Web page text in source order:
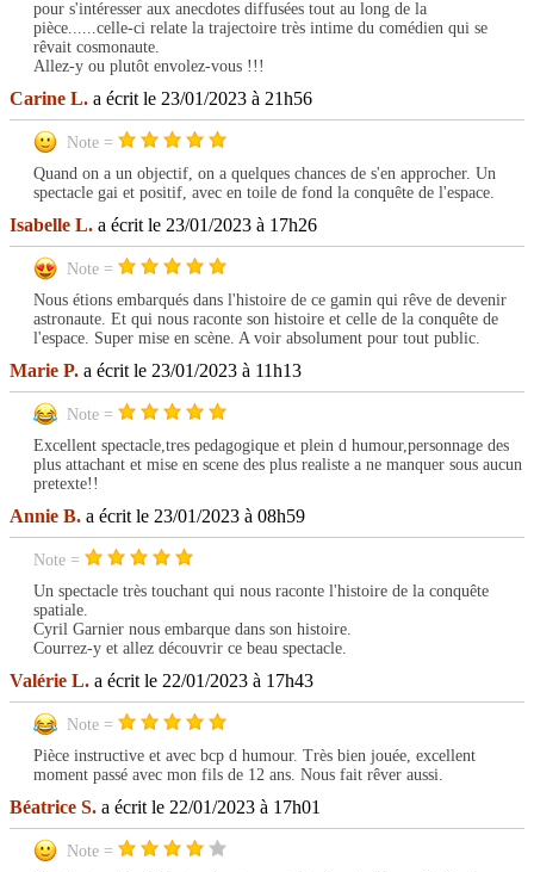
pour s'intéresser aux anecdotes diffusées tout au long de la
pièce......celle-ci relate la trajectoire très intime du comédien qui se
rêvait cosmonaute.
Allez-y ou plutôt envolez-vous !!!
Carine L. a écrit le 23/01/2023 à 21h56
Note =
Quand on a un objectif, on a quelques chances de s'en approcher. Un
spectacle gai et positif, avec en toile de fond la conquête de l'espace.
Isabelle L. a écrit le 23/01/2023 à 17h26
Note =
Nous étions embarqués dans l'histoire de ce gamin qui rêve de devenir
astronaute. Et qui nous raconte son histoire et celle de la conquête de
l'espace. Super mise en scène. A voir absolument pour tout public.
Marie P. a écrit le 23/01/2023 à 11h13
Note =
Excellent spectacle,tres pedagogique et plein d humour,personnage des
plus attachant et mise en scene des plus realiste a ne manquer sous aucun
pretexte!!
Annie B. a écrit le 23/01/2023 à 08h59
Note =
Un spectacle très touchant qui nous raconte l'histoire de la conquête
spatiale.
Cyril Garnier nous embarque dans son histoire.
Courrez-y et allez découvrir ce beau spectacle.
Valérie L. a écrit le 22/01/2023 à 17h43
Note =
Pièce instructive et avec bcp d humour. Très bien jouée, excellent
moment passé avec mon fils de 12 ans. Nous fait rêver aussi.
Béatrice S. a écrit le 22/01/2023 à 17h01
Note =